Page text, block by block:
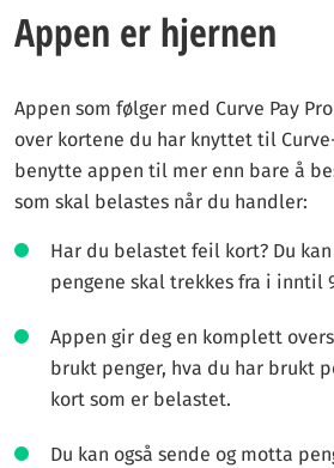
Appen er hjernen
Appen som følger med Curve Pay
over kortene du har knyttet til
benytte appen til mer enn bare å
som skal belastes når du handler:
Har du belastet feil kort? Du
pengene skal trekkes fra i inntil
Appen gir deg en komplett
brukt penger, hva du har brukt
kort som er belastet.
Du kan også sende og motta